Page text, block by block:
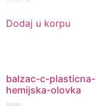
sa
od
5
Dodaj u korpu
balzac-c-plasticna-
hemijska-olovka